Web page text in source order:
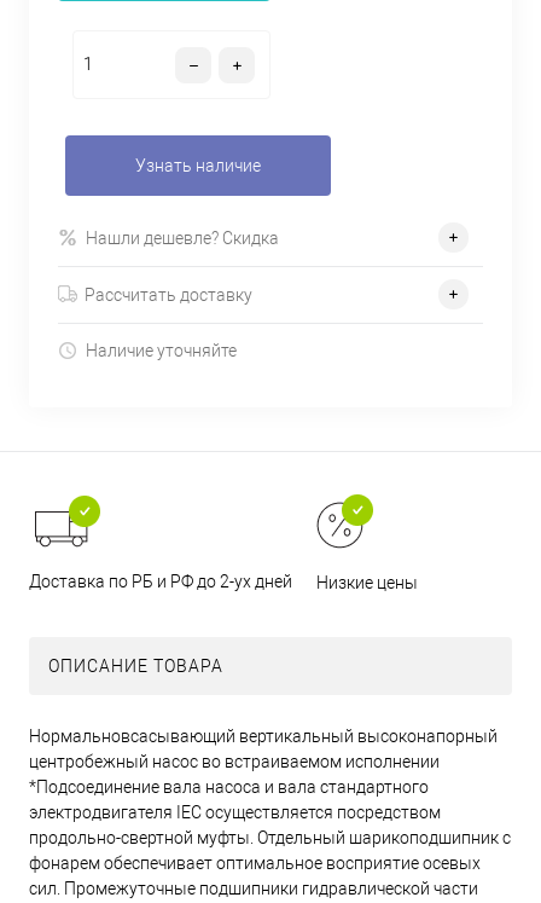
Узнать наличие
Нашли дешевле? Скидка
Рассчитать доставку
Наличие уточняйте
Доставка по РБ и РФ до 2-ух дней Низкие цены
ОПИСАНИЕ ТОВАРА
Нормальновсасывающий вертикальный высоконапорный
центробежный насос во встраиваемом исполнении
*Подсоединение вала насоса и вала стандартного
электродвигателя IEC осуществляется посредством
продольно-свертной муфты. Отдельный шарикоподшипник с
фонарем обеспечивает оптимальное восприятие осевых
сил. Промежуточные подшипники гидравлической части